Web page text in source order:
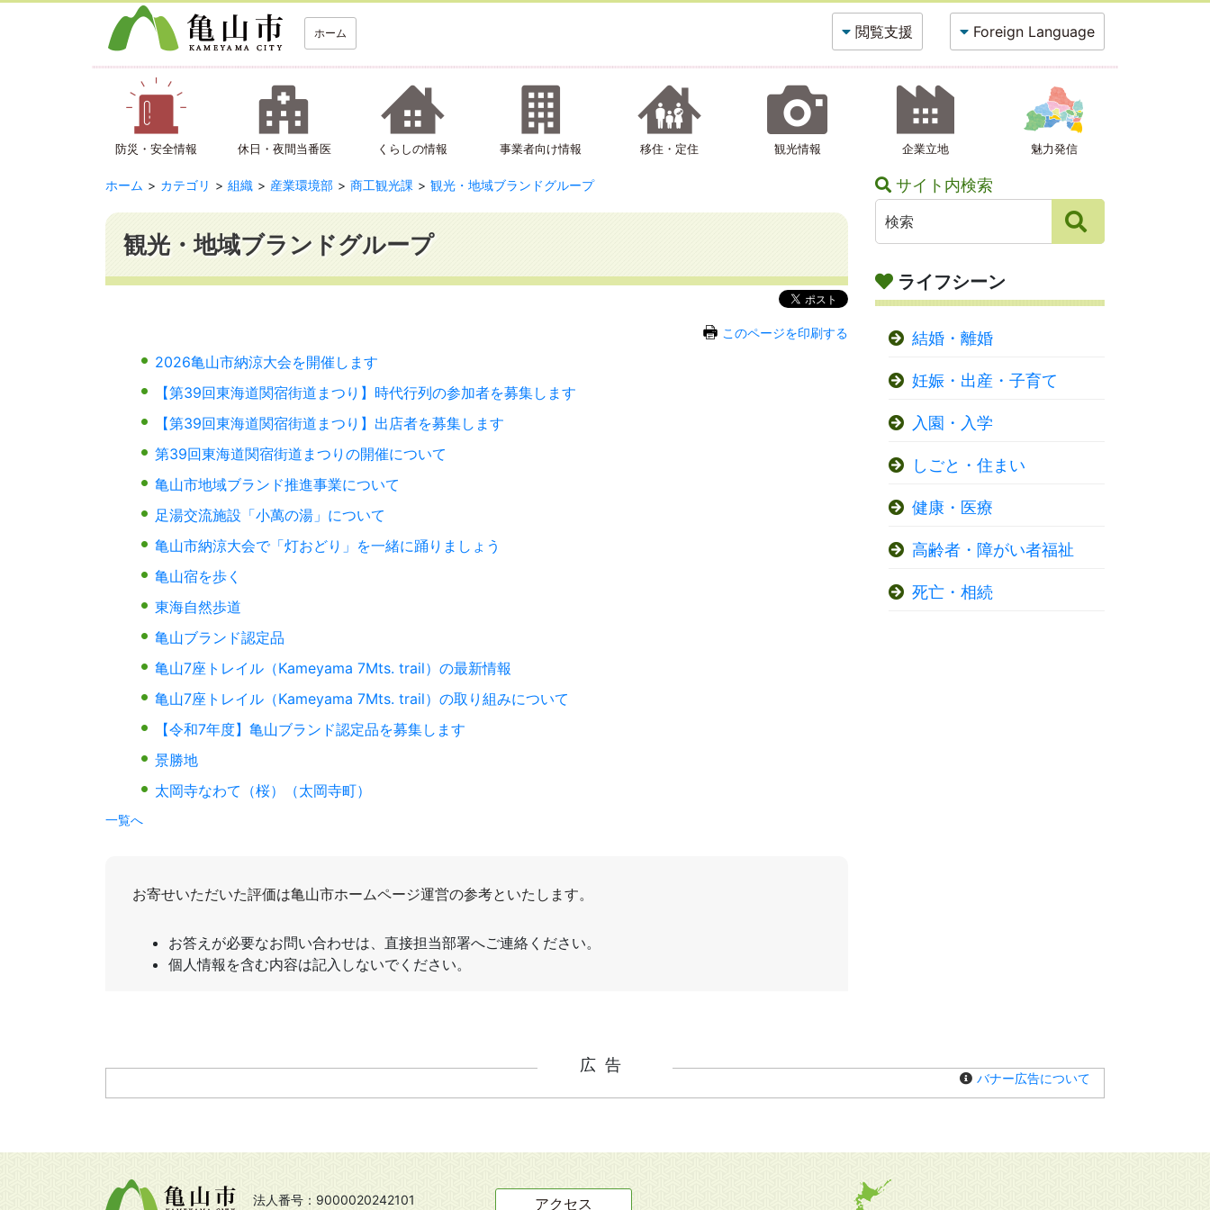
ホーム 閲覧支援 Foreign Language
防災・安全情報 休日・夜間当番医 くらしの情報 事業者向け情報 移住・定住 観光情報 企業立地 魅力発信
ホーム カテゴリ 組織 産業環境部 商工観光課 観光・地域ブランドグループ
観光・地域ブランドグループ
このページを印刷する
2026亀山市納涼大会を開催します
【第39回東海道関宿街道まつり】時代行列の参加者を募集します
【第39回東海道関宿街道まつり】出店者を募集します
第39回東海道関宿街道まつりの開催について
亀山市地域ブランド推進事業について
足湯交流施設「小萬の湯」について
亀山市納涼大会で「灯おどり」を一緒に踊りましょう
亀山宿を歩く
東海自然歩道
亀山ブランド認定品
亀山7座トレイル（Kameyama 7Mts. trail）の最新情報
亀山7座トレイル（Kameyama 7Mts. trail）の取り組みについて
【令和7年度】亀山ブランド認定品を募集します
景勝地
太岡寺なわて（桜）（太岡寺町）
一覧へ
サイト内検索
ライフシーン
結婚・離婚
妊娠・出産・子育て
入園・入学
しごと・住まい
健康・医療
高齢者・障がい者福祉
死亡・相続
広告
バナー広告について
法人番号：9000020242101 アクセス